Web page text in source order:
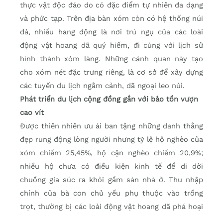
thực vật độc đáo do có đặc điểm tự nhiên đa dạng
và phức tạp. Trên địa bàn xóm còn có hệ thống núi
đá, nhiều hang động là nơi trú ngụ của các loài
động vật hoang dã quý hiếm, đi cùng với lịch sử
hình thành xóm làng. Những cảnh quan này tạo
cho xóm nét đặc trưng riêng, là cơ sở để xây dựng
các tuyến du lịch ngắm cảnh, dã ngoại leo núi.
Phát triển du lịch cộng đồng gắn với bảo tồn vượn
cao vít
Được thiên nhiên ưu ái ban tặng những danh thắng
đẹp rung động lòng người nhưng tỷ lệ hộ nghèo của
xóm chiếm 25,45%, hộ cận nghèo chiếm 20,9%;
nhiều hộ chưa có điều kiện kinh tế để di dời
chuồng gia súc ra khỏi gầm sàn nhà ở. Thu nhập
chính của bà con chủ yếu phụ thuộc vào trồng
trọt, thường bị các loài động vật hoang dã phá hoại